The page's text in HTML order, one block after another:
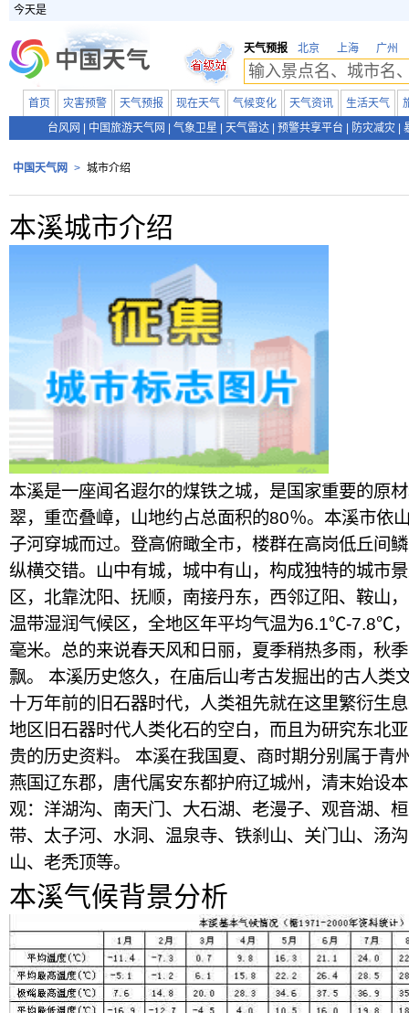
今天是
天气预报 北京 上海 广州
首页 灾害预警 天气预报 现在天气 气候变化 天气资讯 生活天气
台风网
中国旅游天气网 气象卫星 天气雷达 预警共享平台 防灾减灾
中国天气网 > 城市介绍
本溪城市介绍
本溪是一座闻名遐尔的煤铁之城，是国家重要的原
翠，重峦叠嶂，山地约占总面积的80％。本溪市依
子河穿城而过。登高俯瞰全市，楼群在高岗低丘间
纵横交错。山中有城，城中有山，构成独特的城市
区，北靠沈阳、抚顺，南接丹东，西邻辽阳、鞍山
温带湿润气候区，全地区年平均气温为6.1℃-7.8℃
毫米。总的来说春天风和日丽，夏季稍热多雨，秋
飘。 本溪历史悠久，在庙后山考古发掘出的古人类
十万年前的旧石器时代，人类祖先就在这里繁衍生
地区旧石器时代人类化石的空白，而且为研究东北
贵的历史资料。 本溪在我国夏、商时期分别属于青
燕国辽东郡，唐代属安东都护府辽城州，清末始设
观：洋湖沟、南天门、大石湖、老漫子、观音湖、
带、太子河、水洞、温泉寺、铁刹山、关门山、汤
山、老秃顶等。
本溪气候背景分析